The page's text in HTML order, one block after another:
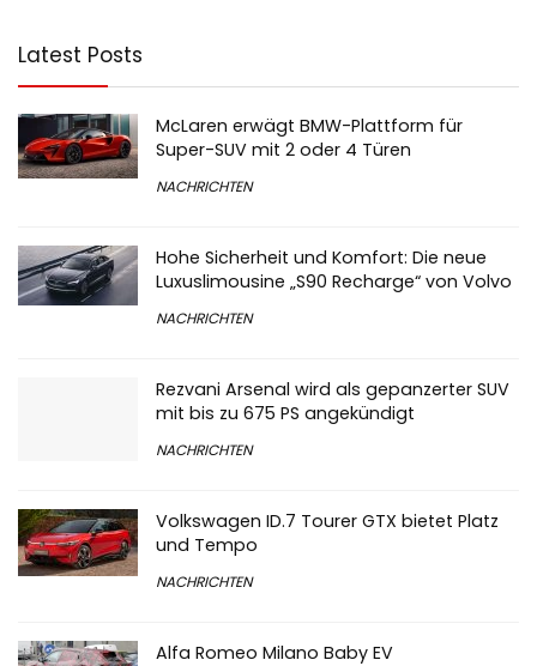
Latest Posts
McLaren erwägt BMW-Plattform für
Super-SUV mit 2 oder 4 Türen
NACHRICHTEN
Hohe Sicherheit und Komfort: Die neue
Luxuslimousine „S90 Recharge“ von Volvo
NACHRICHTEN
Rezvani Arsenal wird als gepanzerter SUV
mit bis zu 675 PS angekündigt
NACHRICHTEN
Volkswagen ID.7 Tourer GTX bietet Platz
und Tempo
NACHRICHTEN
Alfa Romeo Milano Baby EV